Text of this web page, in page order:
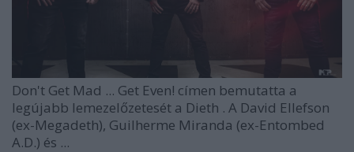
Don't Get Mad ... Get Even! címen bemutatta a
legújabb lemezelőzetesét a Dieth . A David Ellefson
(ex-Megadeth), Guilherme Miranda (ex-Entombed
A.D.) és ...